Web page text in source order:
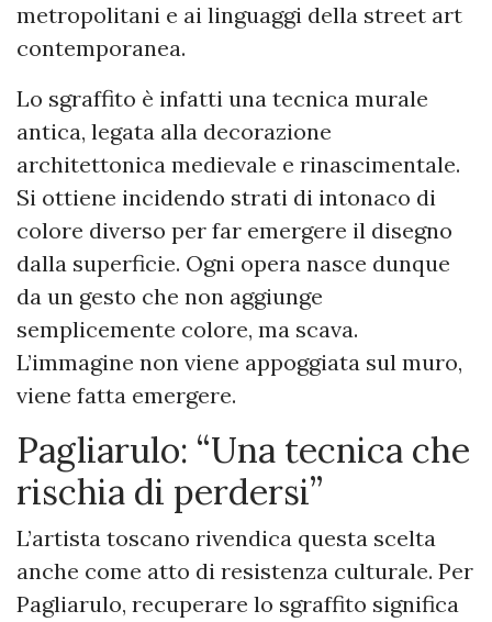
metropolitani e ai linguaggi della street art
contemporanea.
Lo sgraffito è infatti una tecnica murale
antica, legata alla decorazione
architettonica medievale e rinascimentale.
Si ottiene incidendo strati di intonaco di
colore diverso per far emergere il disegno
dalla superficie. Ogni opera nasce dunque
da un gesto che non aggiunge
semplicemente colore, ma scava.
L’immagine non viene appoggiata sul muro,
viene fatta emergere.
Pagliarulo: “Una tecnica che
rischia di perdersi”
L’artista toscano rivendica questa scelta
anche come atto di resistenza culturale. Per
Pagliarulo, recuperare lo sgraffito significa